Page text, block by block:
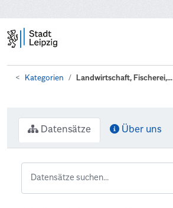
Kategorien Landwirtschaft, Fischerei,...
Datensätze Über uns